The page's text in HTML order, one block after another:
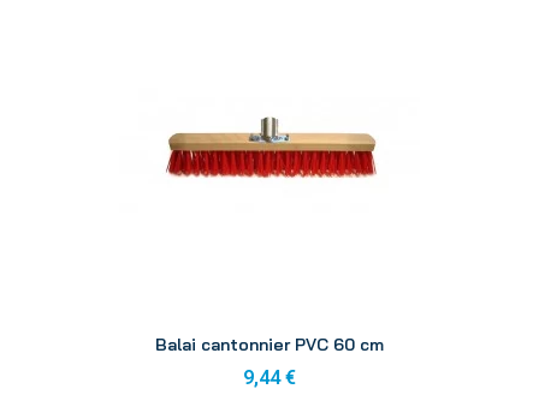
Balai cantonnier PVC 60 cm
9,44 €